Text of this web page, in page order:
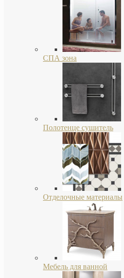
СПА зона
Полотенце сушитель
Отделочные материалы
Мебель для ванной